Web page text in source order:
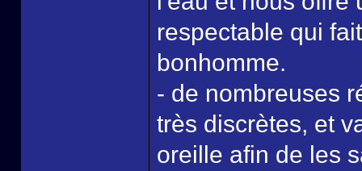
respectable qui
bonhomme.
- de nombreuses
très discrètes, et
oreille afin de les